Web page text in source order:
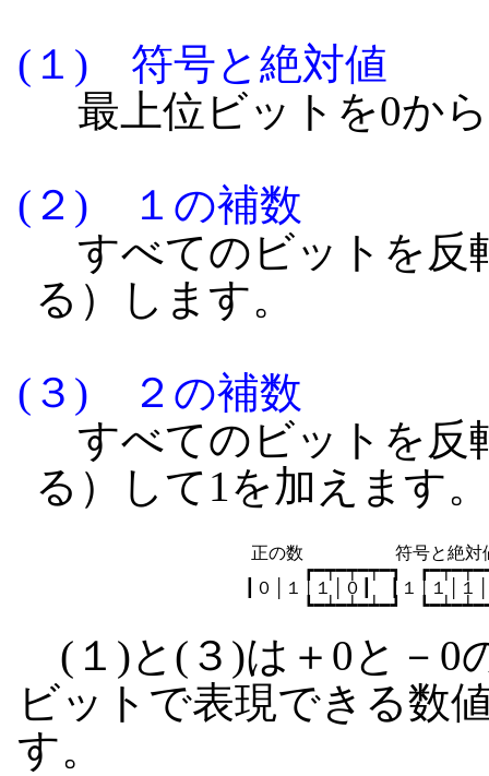
(１) 符号と絶対値
最上位ビットを0か
(２) １の補数
すべてのビットを反
る）します。
(３) ２の補数
すべてのビットを反
る）して1を加えます。
正の数　　　　　 符号と絶
┏━┯━┯━┯━┓　
┃０│１│１│０┃　┃１│１│
(１)と(３)は＋0と－0
ビットで表現できる数
す。